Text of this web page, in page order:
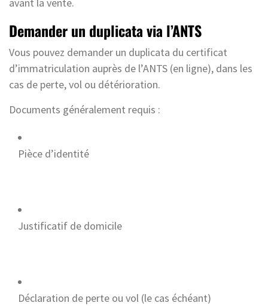
avant la vente.
Demander un duplicata via l’ANTS
Vous pouvez demander un duplicata du certificat
d’immatriculation auprès de l’ANTS (en ligne), dans les
cas de perte, vol ou détérioration.
Documents généralement requis :
Pièce d’identité
Justificatif de domicile
Déclaration de perte ou vol (le cas échéant)